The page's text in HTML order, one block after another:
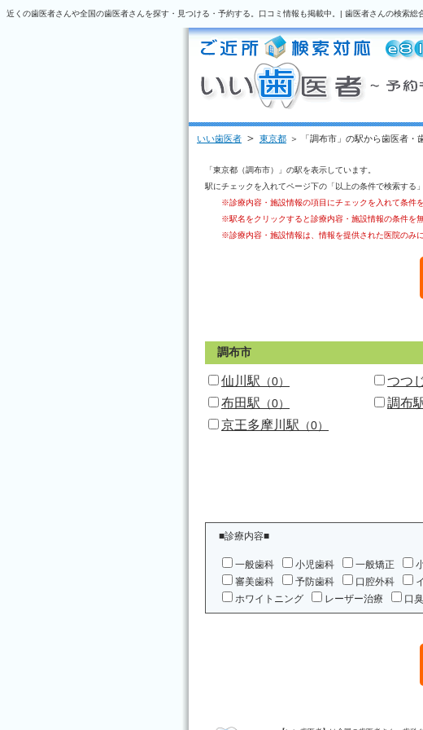
近くの歯医者さんや全国の歯医者さんを探す・見つける・予約する。口コミ情報も掲載中。| 歯医者さんの検索総
いい歯医者 ＞ 東京都 ＞ 「調布市」の駅から歯医者・
「東京都（調布市）」の駅を表示しています。
駅にチェックを入れてページ下の「以上の条件で検索する
※診療内容・施設情報の項目にチェックを入れて条件
※駅名をクリックすると診療内容・施設情報の条件を
※診療内容・施設情報は、情報を提供された医院のみ
調布市
仙川駅 （0） つつ
布田駅 （0） 調布
京王多摩川駅 （0）
■診療内容■
一般歯科 小児歯科 一般矯正
審美歯科
予防歯科 口腔外科
ホワイトニング
レーザー治療 口